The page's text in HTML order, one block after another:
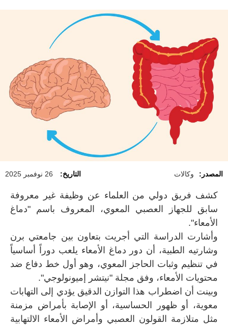
المصدر: وكالات التاريخ: 26 نوفمبر 2025
كشف فريق دولي من العلماء عن وظيفة غير معروفة
سابق للجهاز العصبي المعوي، المعروف باسم "دماغ
الأمعاء".
وأشارت الدراسة التي أجريت بتعاون بين جامعتي برن
وشارتيه الطبية، أن دور دماغ الأمعاء يلعب دوراً أساسياً
في تنظيم وثبات الحاجز المعوي، وهو أول خط دفاع ضد
محتويات الأمعاء، وفق مجلة "نيتشر إميونولوجي".
وبينت أن اضطراب هذا التوازن الدقيق يؤدي إلى التهابات
معوية، أو ظهور الحساسية، أو الإصابة بأمراض مزمنة
مثل متلازمة القولون العصبي وأمراض الأمعاء الالتهابية